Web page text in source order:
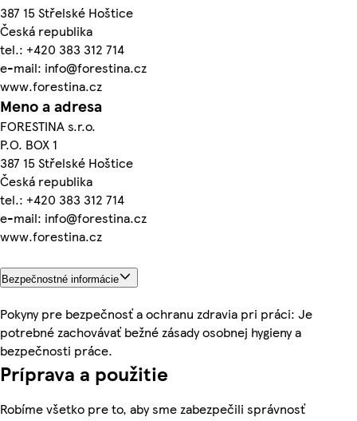
387 15 Střelské Hoštice
Česká republika
tel.: +420 383 312 714
e-mail: info@forestina.cz
www.forestina.cz
Meno a adresa
FORESTINA s.r.o.
P.O. BOX 1
387 15 Střelské Hoštice
Česká republika
tel.: +420 383 312 714
e-mail: info@forestina.cz
www.forestina.cz
Bezpečnostné informácie
Pokyny pre bezpečnosť a ochranu zdravia pri práci: Je
potrebné zachovávať bežné zásady osobnej hygieny a
bezpečnosti práce.
Príprava a použitie
Robíme všetko pre to, aby sme zabezpečili správnosť